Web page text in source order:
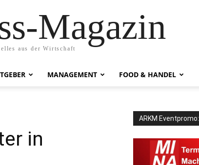
Magazin
aus der Wirtschaft
MANAGEMENT FOOD & HANDEL
in
ARKM Eventpromo: